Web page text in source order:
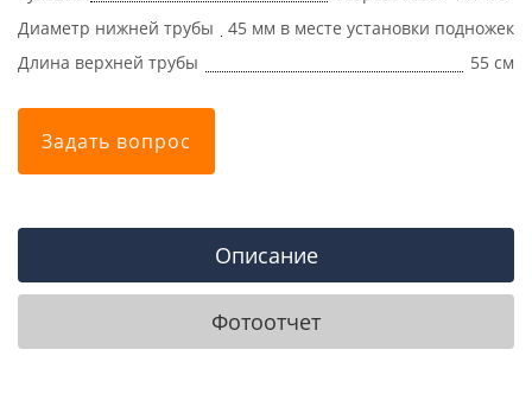
Диаметр нижней трубы
45 мм в месте установки подножек
Длина верхней трубы
55 см
Задать вопрос
Описание
Фотоотчет